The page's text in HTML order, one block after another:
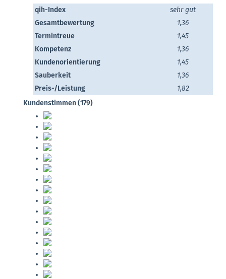
qih-Index
sehr gut
Gesamtbewertung
1,36
Termintreue
1,45
Kompetenz
1,36
Kundenorientierung
1,45
Sauberkeit
1,36
Preis-/Leistung
1,82
Kundenstimmen (179)